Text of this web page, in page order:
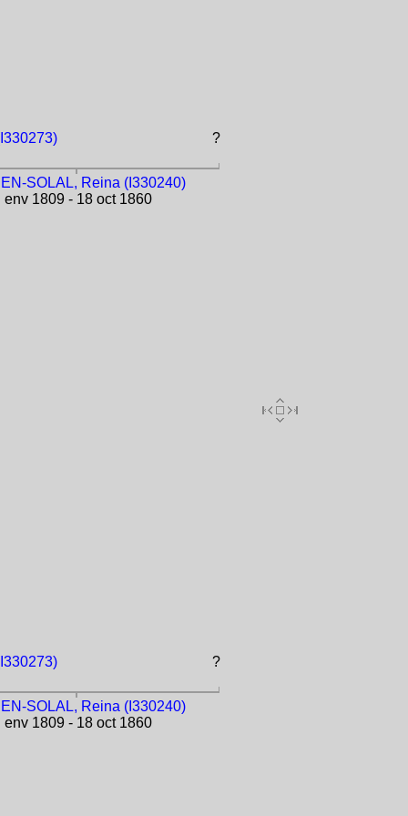
?
SOLAL, Reina (I330240)
env 1809 - 18 oct 1860
?
SOLAL, Reina (I330240)
env 1809 - 18 oct 1860